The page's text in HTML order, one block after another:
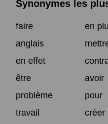
Synonymes les
faire
en
anglais
en effet
être
avoir
problème
pour
travail
créer